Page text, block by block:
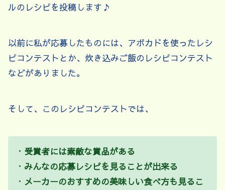
ルのレシピを投稿します♪
以前に私が応募したものには、アボカドを使ったレシ
ピコンテストとか、炊き込みご飯のレシピコンテスト
などがありました。
そして、このレシピコンテストでは、
・ 受賞者には素敵な賞品がある
・ みんなの応募レシピを見ることが出来る
・ メーカーのおすすめの美味しい食べ方も見るこ